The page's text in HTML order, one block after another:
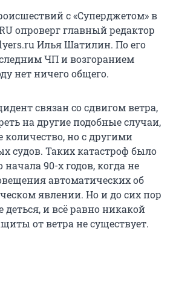
с «Суперджетом» в
опроверг главный редактор
Илья Шатилин. По его
ЧП и возгоранием
нет ничего общего.
связан со сдвигом ветра,
на другие подобные случаи,
количество, но с другими
судов. Таких катастроф было
90-х годов, когда не
автоматических об
явлении. Но и до сих пор
деться, и всё равно никакой
от ветра не существует.